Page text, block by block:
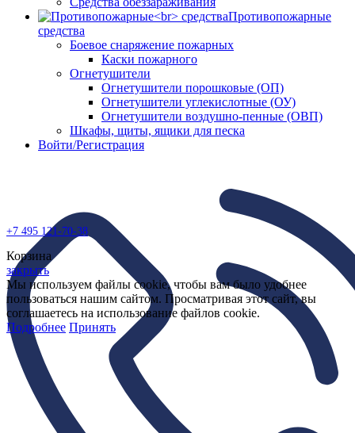
Противопожарные
средства
Боевое снаряжение пожарных
Каски пожарного
Огнетушители
Огнетушители порошковые (ОП)
Огнетушители углекислотные (ОУ)
Огнетушители воздушно-пенные (ОВП)
Шкафы, щиты, ящики для песка
Войти/Регистрация
+7 495 121-70-38
Корзина
закрыть
Мы используем файлы cookie, чтобы вам было удобнее
пользоваться нашим сайтом. Просматривая этот сайт, вы
соглашаетесь на использование файлов cookie.
Подробнее Принять